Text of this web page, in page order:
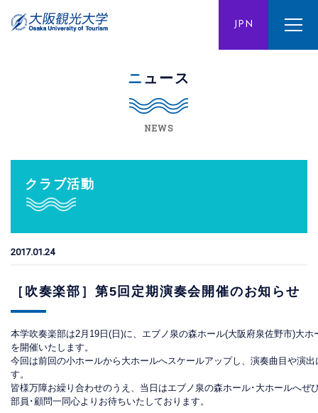
JPN
ENG CHN
ニュース
NEWS
クラブ活動
2017.01.24
［吹奏楽部］第5回定期演奏会開催のお知らせ
本学吹奏楽部は2月19日(日)に、エブノ泉の森ホール(大阪府泉佐野市)大
を開催いたします。
今回は前回の小ホールから大ホールへスケールアップし、演奏曲目や演
す。
皆様万障お繰り合わせのうえ、当日はエブノ泉の森ホール･大ホールへぜ
部員･顧問一同心よりお待ちいたしております。